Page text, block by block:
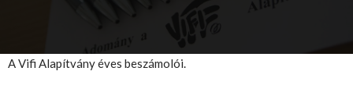
A Vifi Alapítvány éves beszámolói.